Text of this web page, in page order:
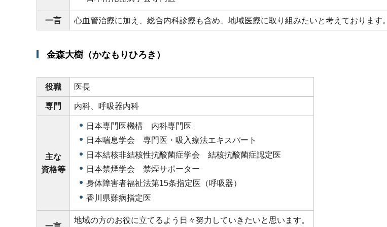
一言 心血管治療に加え、総合内科診療も含め、地域医療に取り組みたいと考えております。
金森大樹（かなもりひろき）
役職 医長
専門 内科、呼吸器内科
主な
資格等
日本専門医機構 内科専門医
日本喘息学会 専門医・吸入療法エキスパート
日本結核非結核性抗酸菌症学会 結核抗酸菌症認定医
日本禁煙学会 禁煙サポーター
身体障害者福祉法第15条指定医（呼吸器）
香川県難病指定医
地域の方のお役に立てるよう日々努力していきたいと思います。